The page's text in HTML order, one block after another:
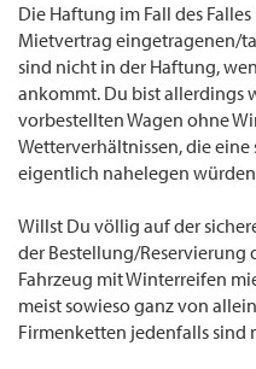
Die Haftung im Fall des
Mietvertrag eingetragenen/
sind nicht in der Haftung,
ankommt. Du bist allerdings
vorbestellten Wagen ohne
Wetterverhältnissen, die
eigentlich nahelegen
Willst Du völlig auf der
der Bestellung/Reservierung
Fahrzeug mit Winterreifen
meist sowieso ganz von
Firmenketten jedenfalls sind